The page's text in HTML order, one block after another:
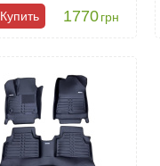
Купить 1770 грн